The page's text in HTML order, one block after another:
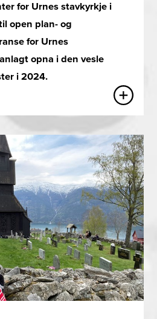
for Urnes stavkyrkje i
open plan- og
for Urnes
opna i den vesle
i 2024.